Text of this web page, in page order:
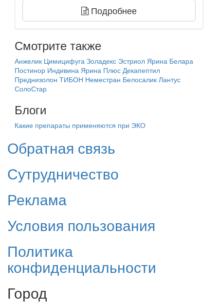
Подробнее
Смотрите также
Анжелик Цимицифуга Золадекс Эстриол Ярина Белара
Постинор Индивина Ярина Плюс Декапептил
Преднизолон ТИБОН Неместран Белосалик Лантус
СолоСтар
Блоги
Какие препараты применяются при ЭКО
Обратная связь
Сутрудничество
Реклама
Условия пользования
Политика
конфиденциальности
Город